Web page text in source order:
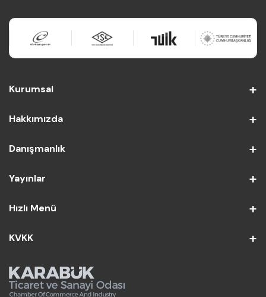
Kurumsal
Hakkımızda
Danışmanlık
Yayınlar
Hızlı Menü
KVKK